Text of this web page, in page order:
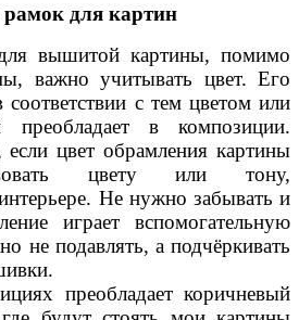
для картин
вышитой картины, помимо
важно учитывать цвет. Его
соответствии с тем цветом или
преобладает в композиции.
цвет обрамления картины
цвету или тону,
Не нужно забывать и
играет вспомогательную
не подавлять, а подчёркивать
преобладает коричневый